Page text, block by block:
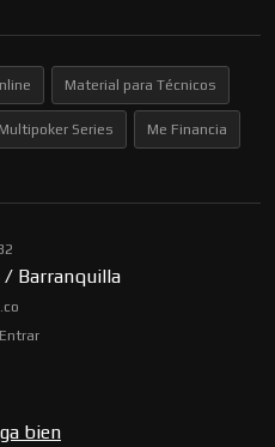
Material para Técnicos
Multipoker Series Me Financia
/ Barranquilla
Entrar